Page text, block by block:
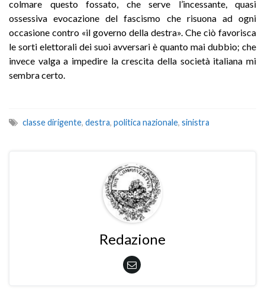
colmare questo fossato, che serve l’incessante, quasi
ossessiva evocazione del fascismo che risuona ad ogni
occasione contro «il governo della destra». Che ciò favorisca
le sorti elettorali dei suoi avversari è quanto mai dubbio; che
invece valga a impedire la crescita della società italiana mi
sembra certo.
classe dirigente, destra, politica nazionale, sinistra
Redazione